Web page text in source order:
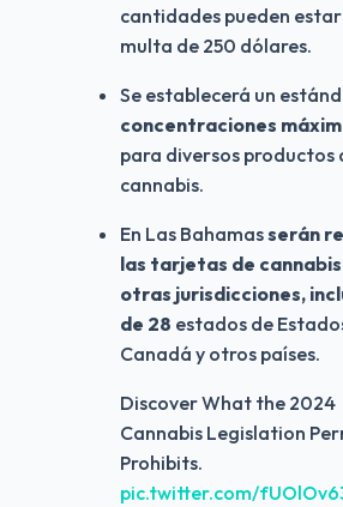
cantidades pueden
multa de 250 dólares.
concentraciones
para diversos productos
cannabis.
En Las Bahamas serán
las tarjetas de
otras jurisdicciones,
de 28 estados de
Canadá y otros países.
Discover What the 2024
Cannabis Legislation
Prohibits.
pic.twitter.com/